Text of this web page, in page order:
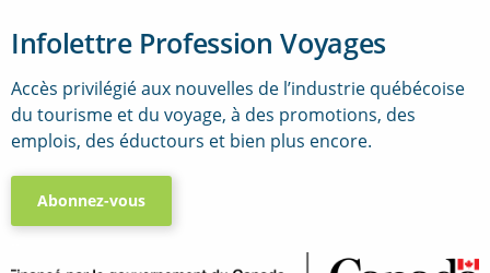
Infolettre Profession Voyages
Accès privilégié aux nouvelles de l’industrie québécoise
du tourisme et du voyage, à des promotions, des
emplois, des éductours et bien plus encore.
Abonnez-vous